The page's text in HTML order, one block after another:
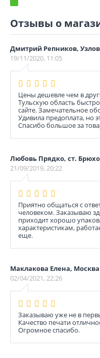
Отзывы о
Дмитрий Репников,
19/11/2020, 11:05
Цены дешевле чем в
Тульскую область
сайте. Замечательное
Удивила предоплата, но
Спасибо большое за
Любовь Прядко, ст.
21/09/2019, 20:22
Приятно общаться с
человеком. Заказываю
приходит хорошо
характеристикам,
еще.
Маклакова Елена, Москва
02/04/2021, 22:26
Заказываю уже не в
Качество печати
Огромное спасибо.